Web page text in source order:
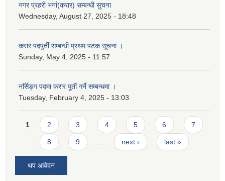
नगर प्रहरी भर्ना(करार) सम्बन्धी सुचना
Wednesday, August 27, 2025 - 18:48
करार पदपुर्ती सम्बन्धी प्रथम पटक सूचना ।
Sunday, May 4, 2025 - 11:57
नर्सिङ्ग पदमा करार पूर्ती गर्ने सम्बन्धमा ।
Tuesday, February 4, 2025 - 13:03
Pages
1 2 3 4 5 6 7
8 9 … next › last »
थप आवेदन